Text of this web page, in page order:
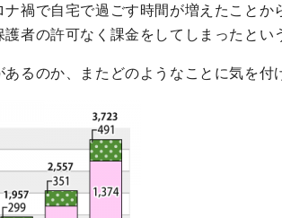
ナ禍で自宅で過ごす時間が増えたこと
者の許可なく課金をしてしまったとい
るのか、またどのようなことに気を付